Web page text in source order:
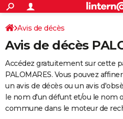
ACTUALITÉS
Politique
Société
Faits Divers
Education
Monde
Villes
+
SPORT
Coupe du monde 2026
Football
Tennis
Cyclisme
Rugby
Forum
Programme TV
TNT
Streaming
Cinéma
Sorties cinéma
Musique
+
FINANCE
Impôts
Immobilier
Risques naturels par ville
Banque
Assurance
Crédit
AUTO
Essais
Réserver un essai
Citadines
Berlines
SUV
Forum auto
+
Avis de décès
Avis de décès
Accédez gratuitement sur cette
PALOMARES. Vous pouvez
un avis de décès ou un avis
le nom d'un défunt et/ou le nom
commune dans le moteur de